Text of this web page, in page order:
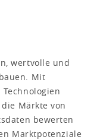
wertvolle und
Mit
Märkte von
bewerten
Marktpotenziale